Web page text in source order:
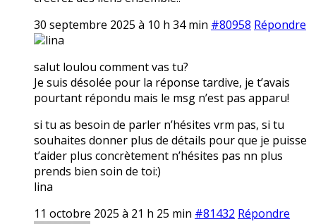
30 septembre 2025 à 10 h 34 min #80958 Répondre
lina
salut loulou comment vas tu?
Je suis désolée pour la réponse tardive, je t’avais
pourtant répondu mais le msg n’est pas apparu!
si tu as besoin de parler n’hésites vrm pas, si tu
souhaites donner plus de détails pour que je puisse
t’aider plus concrètement n’hésites pas nn plus
prends bien soin de toi:)
lina
11 octobre 2025 à 21 h 25 min #81432 Répondre